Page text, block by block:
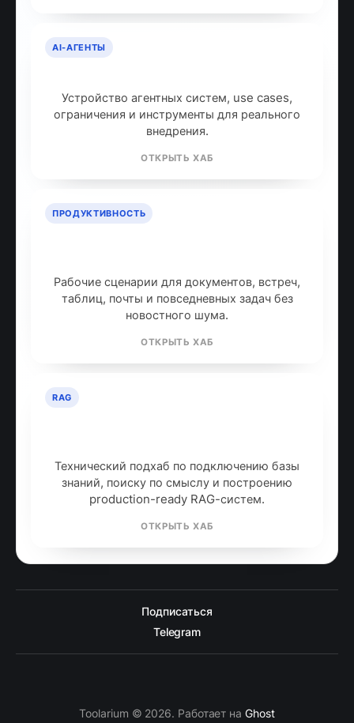
AI-АГЕНТЫ
Устройство агентных систем, use cases,
ограничения и инструменты для реального
внедрения.
ОТКРЫТЬ ХАБ
ПРОДУКТИВНОСТЬ
Рабочие сценарии для документов, встреч,
таблиц, почты и повседневных задач без
новостного шума.
ОТКРЫТЬ ХАБ
RAG
Технический подхаб по подключению базы
знаний, поиску по смыслу и построению
production-ready RAG-систем.
ОТКРЫТЬ ХАБ
Подписаться
Telegram
Toolarium © 2026. Работает на Ghost